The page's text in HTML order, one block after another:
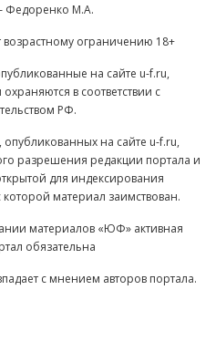
Федоренко М.А.
возрастному ограничению 18+
на сайте u-f.ru,
в соответствии с
РФ.
на сайте u-f.ru,
разрешения редакции портала и
для индексирования
материал заимствован.
материалов «ЮФ» активная
обязательна
с мнением авторов портала.